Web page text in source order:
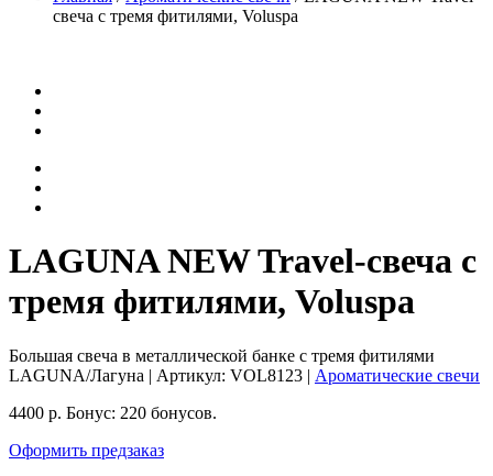
свеча с тремя фитилями, Voluspa
LAGUNA NEW Travel-свеча с
тремя фитилями, Voluspa
Большая свеча в металлической банке с тремя фитилями
LAGUNA/Лагуна | Артикул: VOL8123 | Ароматические свечи
4400 р. Бонус: 220 бонусов.
Оформить предзаказ